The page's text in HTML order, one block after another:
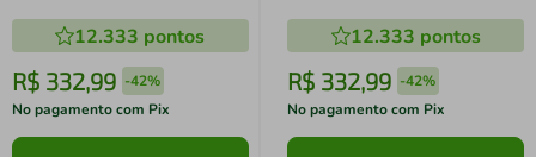
12.333 pontos
R$ 332,99 -42%
No pagamento com Pix
12.333 pontos
R$ 332,99 -42%
No pagamento com Pix